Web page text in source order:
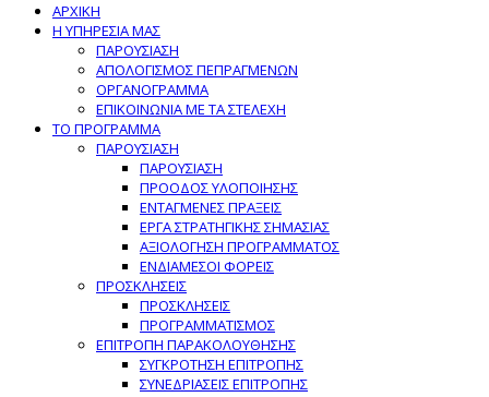
ΑΡΧΙΚΗ
Η ΥΠΗΡΕΣΙΑ ΜΑΣ
ΠΑΡΟΥΣΙΑΣΗ
ΑΠΟΛΟΓΙΣΜΟΣ ΠΕΠΡΑΓΜΕΝΩΝ
ΟΡΓΑΝΟΓΡΑΜΜΑ
ΕΠΙΚΟΙΝΩΝΙΑ ΜΕ ΤΑ ΣΤΕΛΕΧΗ
ΤΟ ΠΡΟΓΡΑΜΜΑ
ΠΑΡΟΥΣΙΑΣΗ
ΠΑΡΟΥΣΙΑΣΗ
ΠΡΟΟΔΟΣ ΥΛΟΠΟΙΗΣΗΣ
ΕΝΤΑΓΜΕΝΕΣ ΠΡΑΞΕΙΣ
ΕΡΓΑ ΣΤΡΑΤΗΓΙΚΗΣ ΣΗΜΑΣΙΑΣ
ΑΞΙΟΛΟΓΗΣΗ ΠΡΟΓΡΑΜΜΑΤΟΣ
ΕΝΔΙΑΜΕΣΟΙ ΦΟΡΕΙΣ
ΠΡΟΣΚΛΗΣΕΙΣ
ΠΡΟΣΚΛΗΣΕΙΣ
ΠΡΟΓΡΑΜΜΑΤΙΣΜΟΣ
ΕΠΙΤΡΟΠΗ ΠΑΡΑΚΟΛΟΥΘΗΣΗΣ
ΣΥΓΚΡΟΤΗΣΗ ΕΠΙΤΡΟΠΗΣ
ΣΥΝΕΔΡΙΑΣΕΙΣ ΕΠΙΤΡΟΠΗΣ